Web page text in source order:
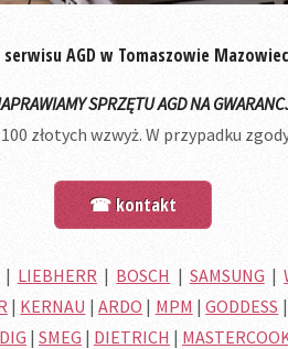
AGD w Tomaszowie
SPRZĘTU AGD NA
złotych wzwyż. W przypadku
☎ kontakt
| LIEBHERR| BOSCH | SAMSUNG |
| KERNAU |ARDO | MPM |GODDESS |
| SMEG | DIETRICH |